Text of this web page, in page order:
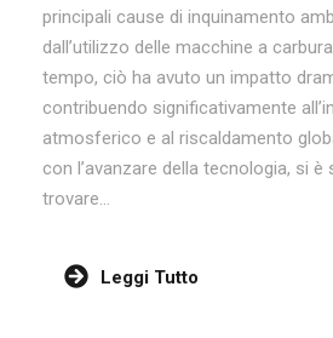
principali cause di inquinamento
dall’utilizzo delle macchine a
tempo, ciò ha avuto un impatto
contribuendo significativamente
atmosferico e al riscaldamento
con l’avanzare della tecnologia, si
trovare...
Leggi Tutto